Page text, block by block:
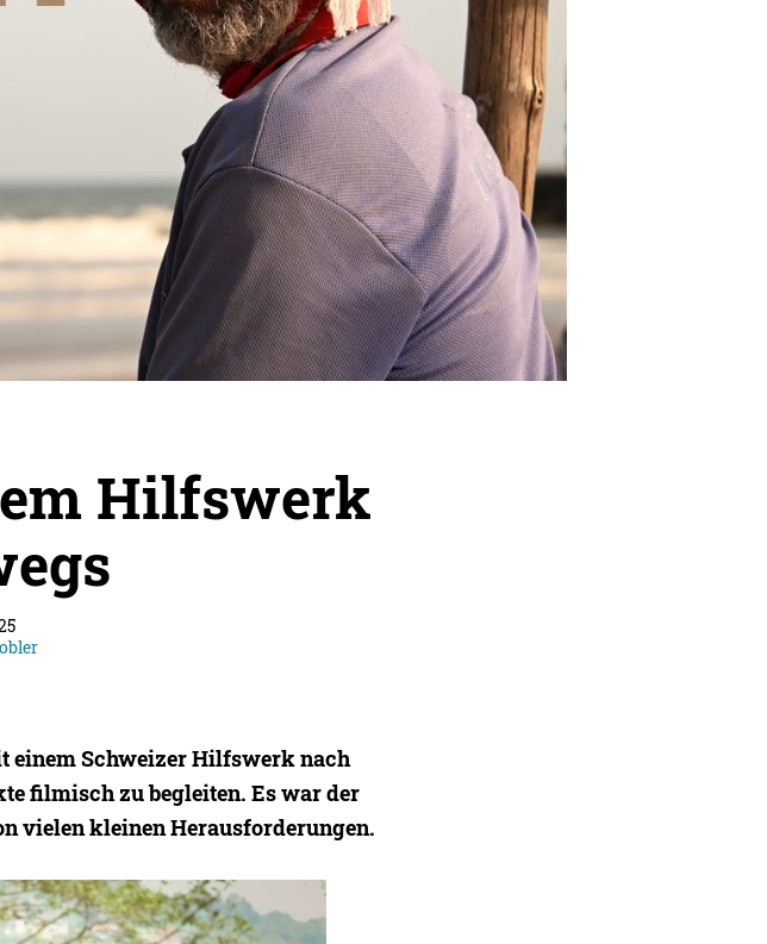
Hilfswerk
einem Schweizer Hilfswerk nach
filmisch zu begleiten. Es war der
vielen kleinen Herausforderungen.